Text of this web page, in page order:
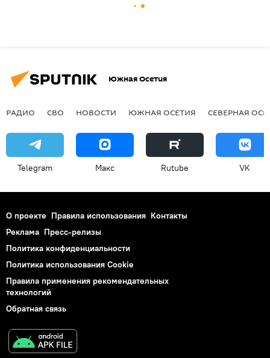
Южная Осетия
РАДИО СВО НОВОСТИ ЮЖНАЯ ОСЕТИЯ СЕВЕРНАЯ
Telegram Макс Rutube VK
О проекте Правила использования Контакты
Реклама Пресс-релизы
Политика конфиденциальности
Политика использования Cookie
Правила применения рекомендательных
технологий
Обратная связь